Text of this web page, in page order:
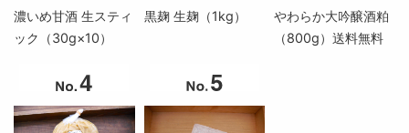
濃いめ甘酒 生スティ
ック（30g×10）
黒麹 生麹（1kg）
やわらか大吟醸酒粕
（800g）送料無料